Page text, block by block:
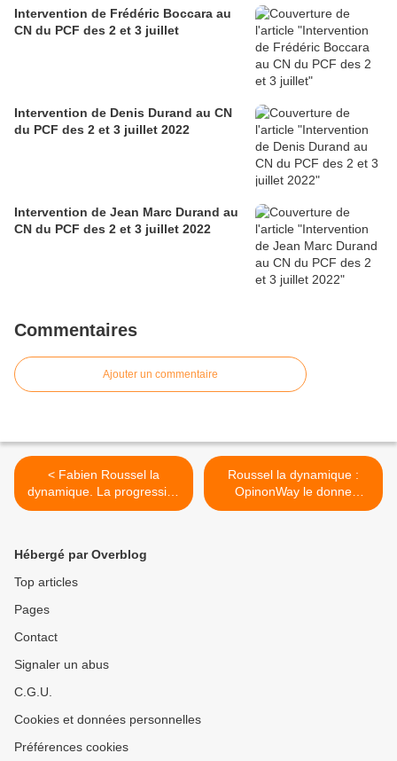
Intervention de Frédéric Boccara au
CN du PCF des 2 et 3 juillet
Intervention de Denis Durand au CN
du PCF des 2 et 3 juillet 2022
Intervention de Jean Marc Durand au
CN du PCF des 2 et 3 juillet 2022
Commentaires
Ajouter un commentaire
< Fabien Roussel la
dynamique. La progression
de son influence mesurée
Roussel la dynamique :
OpinonWay le donne
toujours à 5% au 24 février
Hébergé par Overblog
Top articles
Pages
Contact
Signaler un abus
C.G.U.
Cookies et données personnelles
Préférences cookies